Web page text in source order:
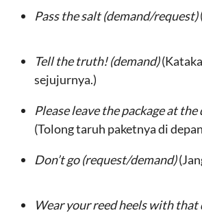
Pass the salt (demand/request)
Tell the truth! (demand)
sejujurnya.)
Please leave the package at
(Tolong taruh paketnya di
Don’t go (request/demand)
Wear your reed heels with that